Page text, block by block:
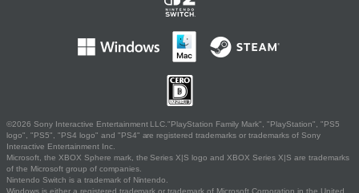
©2026 Sony Interactive Entertainment LLC."PlayStation Family Mark", "PlayStation", "PS5
logo", "PS5", "PS4 logo" and "PS4" are registered trademarks or trademarks of Sony
Interactive Entertainment Inc.
Microsoft, the XBOX Sphere mark, the Series X|S logo and XBOX Series X|S are trademarks
of the Microsoft group of companies.
Nintendo Switch is a trademark of Nintendo.
Windows is either a registered trademark or trademark of Microsoft Corporation in the United